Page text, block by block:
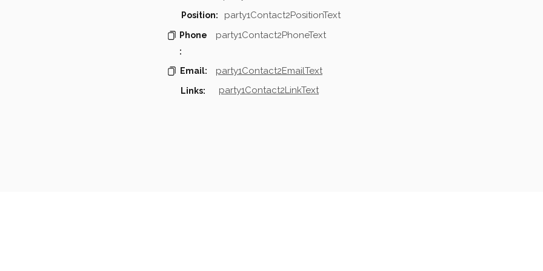
Position: party1Contact2PositionText
Phone
:
party1Contact2PhoneText
Email: party1Contact2EmailText
Links: party1Contact2LinkText